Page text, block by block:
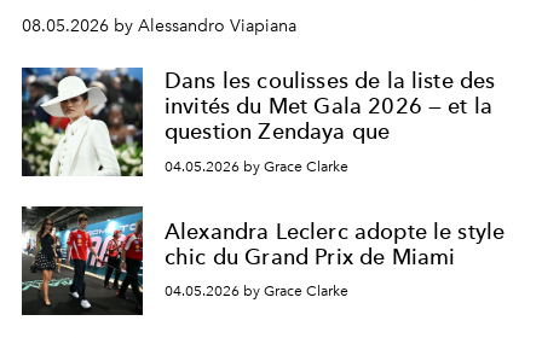
signe un takeover entre boutiques, hôtels, bateaux et
fragrances. L’une des opérations de style les plus
réussies de la saison.
08.05.2026 by Alessandro Viapiana
Dans les coulisses de la liste des
invités du Met Gala 2026 — et la
question Zendaya que
04.05.2026 by Grace Clarke
Alexandra Leclerc adopte le style
chic du Grand Prix de Miami
04.05.2026 by Grace Clarke